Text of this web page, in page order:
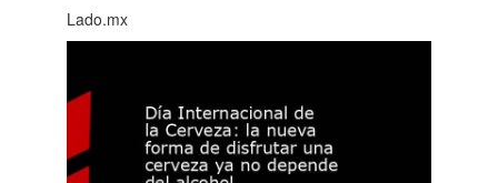
Lado.mx